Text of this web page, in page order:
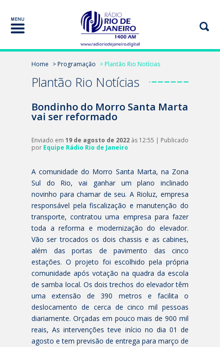
Home > Programação > Plantão Rio Notícias
Plantão Rio Notícias
Bondinho do Morro Santa Marta
vai ser reformado
Enviado em 19 de agosto de 2022 às 12:55 | Publicado
por Equipe Rádio Rio de Janeiro
A comunidade do Morro Santa Marta, na Zona
Sul do Rio, vai ganhar um plano inclinado
novinho para chamar de seu. A Rioluz, empresa
responsável pela fiscalização e manutenção do
transporte, contratou uma empresa para fazer
toda a reforma e modernização do elevador.
Vão ser trocados os dois chassis e as cabines,
além das portas de pavimento das cinco
estações. O projeto foi escolhido pela própria
comunidade após votação na quadra da escola
de samba local. Os dois trechos do elevador têm
uma extensão de 390 metros e facilita o
deslocamento de cerca de cinco mil pessoas
diariamente. Orçadas em pouco mais de 900 mil
reais, As intervenções teve início no dia 01 de
agosto e tem previsão de entrega para março de